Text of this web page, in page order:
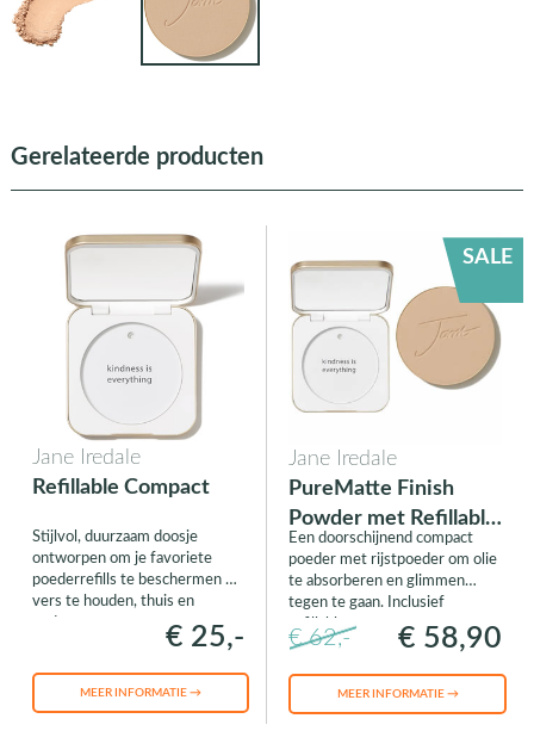
Gerelateerde producten
Jane Iredale
Refillable Compact
Stijlvol, duurzaam doosje
ontworpen om je favoriete
poederrefills te beschermen en
vers te houden, thuis en
€ 25,-
MEER INFORMATIE →
SALE
Jane Iredale
PureMatte Finish
Powder met Refillable
Compact
Een doorschijnend compact
poeder met rijstpoeder om olie
te absorberen en glimmen
tegen te gaan. Inclusief
refillable compact.
€ 62,- € 58,90
MEER INFORMATIE →